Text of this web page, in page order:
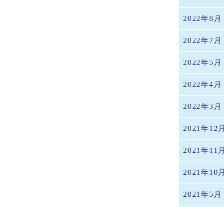
2022年8月
2022年7月
2022年5月
2022年4月
2022年3月
2021年12月
2021年11月
2021年10月
2021年5月